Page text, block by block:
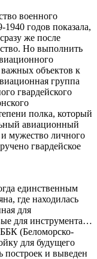
военного
годов показала,
же после
Но выполнить
объектов к
группа
гвардейского
полка, который
авиационный
и мужество личного
гвардейское
единственным
где находилась
для
для инструмента…
(Беломорско-
для будущего
построек и выведен